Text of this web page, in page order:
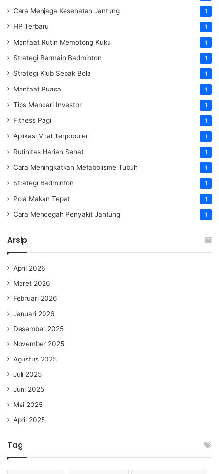
Cara Menjaga Kesehatan Jantung 1
HP Terbaru 1
Manfaat Rutin Memotong Kuku 1
Strategi Bermain Badminton 1
Strategi Klub Sepak Bola 1
Manfaat Puasa 1
Tips Mencari Investor 1
Fitness Pagi 1
Aplikasi Viral Terpopuler 1
Rutinitas Harian Sehat 1
Cara Meningkatkan Metabolisme Tubuh 1
Strategi Badminton 1
Pola Makan Tepat 1
Cara Mencegah Penyakit Jantung 1
Arsip
April 2026
Maret 2026
Februari 2026
Januari 2026
Desember 2025
November 2025
Agustus 2025
Juli 2025
Juni 2025
Mei 2025
April 2025
Tag